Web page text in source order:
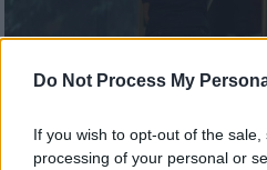
Do Not Process My
If you wish to opt-out of the
processing of your personal or